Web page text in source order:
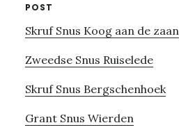
POST
Skruf Snus Koog aan de zaan
Zweedse Snus Ruiselede
Skruf Snus Bergschenhoek
Grant Snus Wierden